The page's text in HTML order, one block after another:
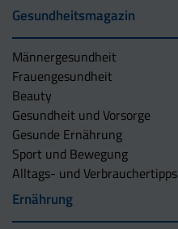
Gesundheitsmagazin
Männergesundheit
Frauengesundheit
Beauty
Gesundheit und Vorsorge
Gesunde Ernährung
Sport und Bewegung
Alltags- und Verbrauchertipps
Ernährung